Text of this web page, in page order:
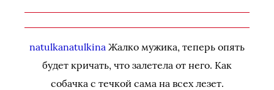
natulkanatulkina Жалко мужика, теперь опять
будет кричать, что залетела от него. Как
собачка с течкой сама на всех лезет.